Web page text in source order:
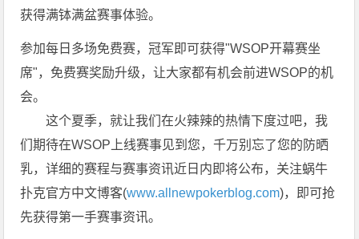
获得满钵满盆赛事体验。
参加每日多场免费赛，冠军即可获得"WSOP开幕赛坐
席"，免费赛奖励升级，让大家都有机会前进WSOP的机
会。
这个夏季，就让我们在火辣辣的热情下度过吧，我
们期待在WSOP上线赛事见到您，千万别忘了您的防晒
乳，详细的赛程与赛事资讯近日内即将公布，关注蜗牛
扑克官方中文博客(www.allnewpokerblog.com)，即可抢
先获得第一手赛事资讯。